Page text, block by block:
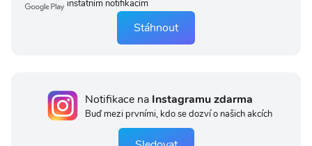
instatním notifikacím
Stáhnout
Notifikace na Instagramu zdarma
Buď mezi prvními, kdo se dozví o našich akcích